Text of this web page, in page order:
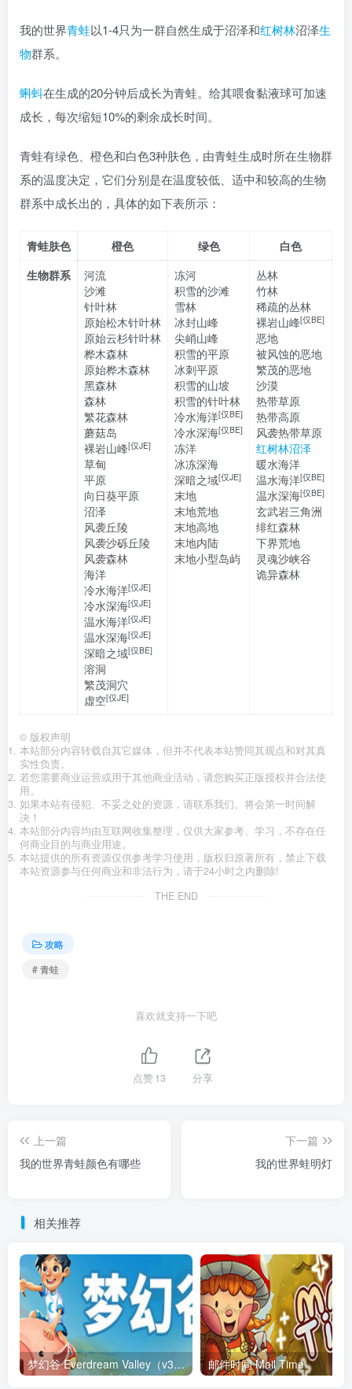
我的世界青蛙以1-4只为一群自然生成于沼泽和红树林沼泽生
物群系。
蝌蚪在生成的20分钟后成长为青蛙。给其喂食黏液球可加速
成长，每次缩短10%的剩余成长时间。
青蛙有绿色、橙色和白色3种肤色，由青蛙生成时所在生物群
系的温度决定，它们分别是在温度较低、适中和较高的生物
群系中成长出的，具体的如下表所示：
青蛙肤色 橙色 绿色
白色
生物群系
河流
沙滩
针叶林
原始松木针叶林
原始云杉针叶林
桦木森林
原始桦木森林
黑森林
森林
繁花森林
蘑菇岛
裸岩山峰[仅JE]
草甸
平原
向日葵平原
沼泽
风袭丘陵
风袭沙砾丘陵
风袭森林
海洋
冷水海洋[仅JE]
冷水深海[仅JE]
温水海洋[仅JE]
温水深海[仅JE]
深暗之域[仅BE]
溶洞
繁茂洞穴
虚空[仅JE]
冻河
积雪的沙滩
雪林
冰封山峰
尖峭山峰
积雪的平原
冰刺平原
积雪的山坡
积雪的针叶林
冷水海洋[仅BE]
冷水深海[仅BE]
冻洋
冰冻深海
深暗之域[仅JE]
末地
末地荒地
末地高地
末地内陆
末地小型岛屿
丛林
竹林
稀疏的丛林
裸岩山峰[仅BE]
恶地
被风蚀的恶地
繁茂的恶地
沙漠
热带草原
热带高原
风袭热带草原
红树林沼泽
暖水海洋
温水海洋[仅BE]
温水深海[仅BE]
玄武岩三角洲
绯红森林
下界荒地
灵魂沙峡谷
诡异森林
© 版权声明
本站部分内容转载自其它媒体，但并不代表本站赞同其观点和对其真
实性负责。
若您需要商业运营或用于其他商业活动，请您购买正版授权并合法使
用。
如果本站有侵犯、不妥之处的资源，请联系我们。将会第一时间解
决！
本站部分内容均由互联网收集整理，仅供大家参考、学习，不存在任
何商业目的与商业用途。
本站提供的所有资源仅供参考学习使用，版权归原著所有，禁止下载
本站资源参与任何商业和非法行为，请于24小时之内删除!
THE END
攻略
# 青蛙
喜欢就支持一下吧
点赞13 分享
上一篇
我的世界青蛙颜色有哪些
下一篇
我的世界蛙明灯
相关推荐
梦幻谷 Everdream Valley（v3.628.1623） 邮件时间 Mail Time